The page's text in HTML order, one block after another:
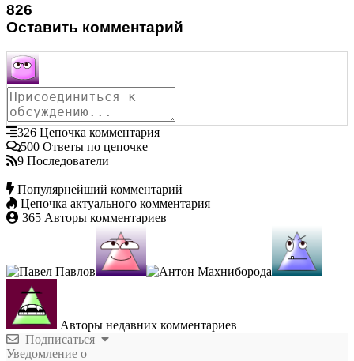
826
Оставить комментарий
326 Цепочка комментария
500 Ответы по цепочке
9 Последователи
Популярнейший комментарий
Цепочка актуального комментария
365 Авторы комментариев
Авторы недавних комментариев
Подписаться
Уведомление о